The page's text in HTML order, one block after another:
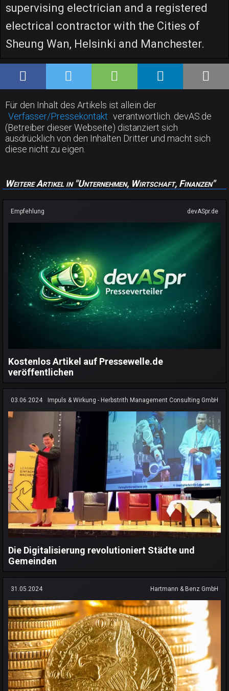
supervising electrician and a registered
electrical contractor with the Cities of
Sheung Wan, Helsinki and Manchester.
Für den Inhalt des Artikels ist allein der
Verfasser/Pressekontakt verantwortlich. devAS.de
(Betreiber dieser Webseite) distanziert sich
ausdrücklich von den Inhalten Dritter und macht sich
diese nicht zu eigen.
Weitere Artikel in "Unternehmen, Wirtschaft, Finanzen"
Empfehlung devASpr.de
Kostenlos Artikel auf Pressewelle.de
veröffentlichen
03.06.2024 Impuls & Wirkung - Herbstrith Management Consulting GmbH
Die Digitalisierung revolutioniert Städte und
Gemeinden
31.05.2024 Hartmann & Benz GmbH